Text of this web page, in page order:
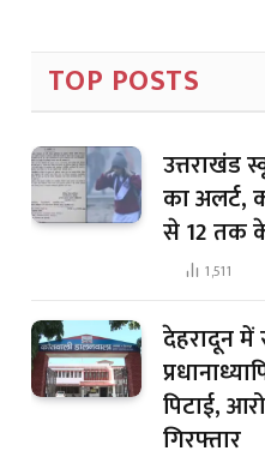
TOP POSTS
उत्तराखंड
का अलर्ट,
से 12 तक
1,511
देहरादून में
पिटाई,
गिरफ्तार